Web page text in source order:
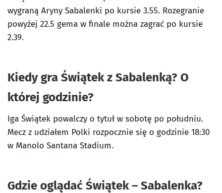
wygraną Aryny Sabalenki po kursie 3.55. Rozegranie
powyżej 22.5 gema w finale można zagrać po kursie
2.39.
Kiedy gra Świątek z Sabalenką? O
której godzinie?
Iga Świątek powalczy o tytuł w sobotę po południu.
Mecz z udziałem Polki rozpocznie się o godzinie 18:30
w Manolo Santana Stadium.
Gdzie oglądać Świątek – Sabalenka?